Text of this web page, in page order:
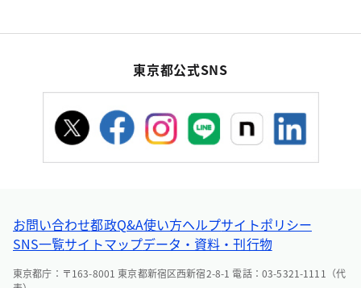
東京都公式SNS
お問い合わせ都政Q&A使い方ヘルプサイトポリシー
SNS一覧サイトマップデータ・資料・刊行物
東京都庁：〒163-8001 東京都新宿区西新宿2-8-1 電話：03-5321-1111（代